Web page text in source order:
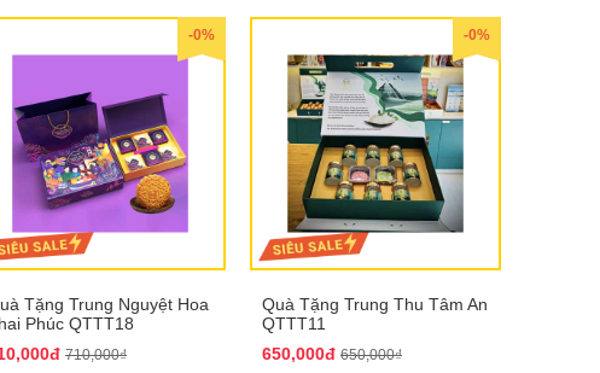
-0%
Tặng Trung Nguyệt Hoa
Phúc QTTT18
710,000₫
-0%
Quà Tặng Trung Thu Tâm An
QTTT11
650,000đ 650,000₫